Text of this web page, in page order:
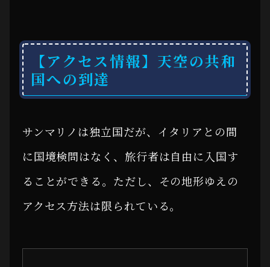
【アクセス情報】天空の共和
国への到達
サンマリノは独立国だが、イタリアとの間
に国境検問はなく、旅行者は自由に入国す
ることができる。ただし、その地形ゆえの
アクセス方法は限られている。